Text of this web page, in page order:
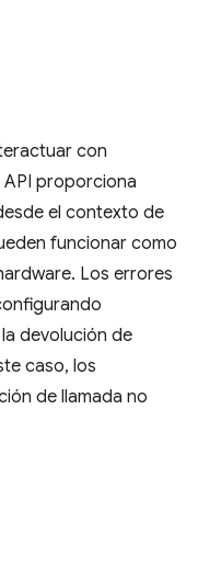
con
proporciona
el contexto de
funcionar como
Los errores
devolución de
caso, los
de llamada no